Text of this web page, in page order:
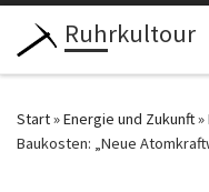
Zum Inhalt springen
Ruhrkultour
Start»Energie und Zukunft»
Baukosten: „Neue